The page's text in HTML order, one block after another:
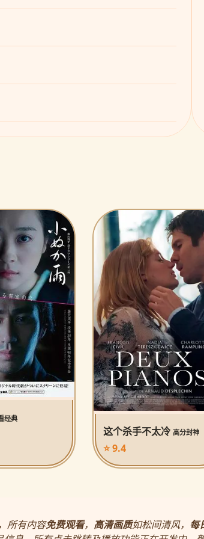
经典
这个杀手不太冷 高分封神
⭐ 9.4
所有内容免费观看， 高清画质如松间清风， 每